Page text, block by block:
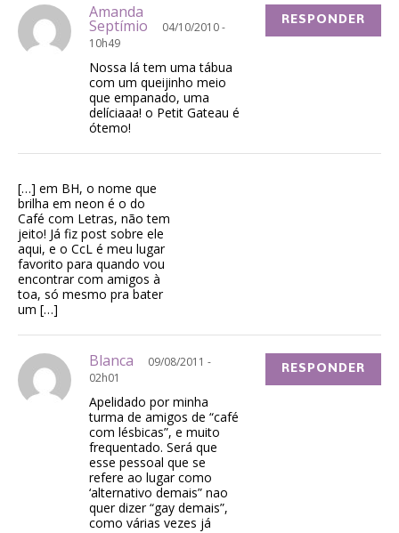
Amanda
Septímio
04/10/2010 -
10h49
Nossa lá tem uma tábua
com um queijinho meio
que empanado, uma
delíciaaa! o Petit Gateau é
ótemo!
RESPONDER
[…] em BH, o nome que
brilha em neon é o do
Café com Letras, não tem
jeito! Já fiz post sobre ele
aqui, e o CcL é meu lugar
favorito para quando vou
encontrar com amigos à
toa, só mesmo pra bater
um […]
Blanca
09/08/2011 -
02h01
Apelidado por minha
turma de amigos de “café
com lésbicas”, e muito
frequentado. Será que
esse pessoal que se
refere ao lugar como
‘alternativo demais” nao
quer dizer “gay demais”,
como várias vezes já
RESPONDER